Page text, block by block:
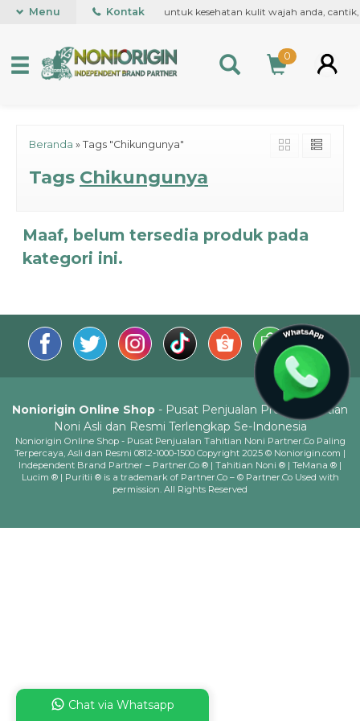
Roll on pertama kali di dunia, untuk kesehatan kulit wajah anda,
Menu Kontak
0
Beranda » Tags "Chikungunya"
Tags Chikungunya
Maaf, belum tersedia produk pada
kategori ini.
Noniorigin Online Shop - Pusat Penjualan Produk Tahitian
Noni Asli dan Resmi Terlengkap Se-Indonesia
Noniorigin Online Shop - Pusat Penjualan Tahitian Noni Partner.Co Paling
Terpercaya, Asli dan Resmi 0812-1000-1500 Copyright 2025 © Noniorigin.com |
Independent Brand Partner – Partner.Co ® | Tahitian Noni ® | TeMana ® |
Lucim ® | Puritii ® is a trademark of Partner.Co – © Partner.Co Used with
permission. All Rights Reserved
Chat via Whatsapp